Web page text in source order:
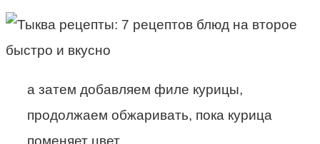
а затем добавляем филе курицы,
продолжаем обжаривать, пока курица